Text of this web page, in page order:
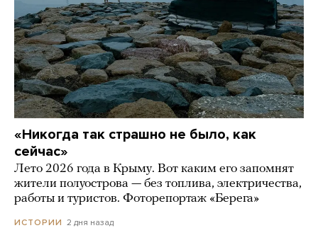
«Никогда так страшно не было, как
сейчас»
Лето 2026 года в Крыму. Вот каким его запомнят
жители полуострова — без топлива, электричества,
работы и туристов. Фоторепортаж «Берега»
ИСТОРИИ 2 дня назад